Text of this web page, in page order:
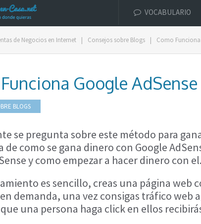
VOCABULARIO
de Negocios en Internet | Consejos sobre Blogs | Como Funciona
Google AdSense
BLOGS
se pregunta sobre este método para
de como se gana dinero con Google
y como empezar a hacer dinero con el.
es sencillo, creas una página web
demanda, una vez consigas tráfico web
una persona haga click en ellos